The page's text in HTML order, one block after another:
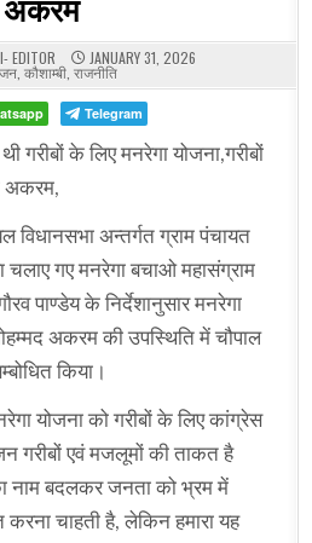
अकरम
EDITOR JANUARY 31, 2026
कौशाम्बी राजनीति
Telegram
गरीबों के लिए मनरेगा योजना,गरीबों
अकरम,
विधानसभा अन्तर्गत ग्राम पंचायत
चलाए गए मनरेगा बचाओ महासंग्राम
पाण्डेय के निर्देशानुसार मनरेगा
अकरम की उपस्थिति में चौपाल
किया।
योजना को गरीबों के लिए कांग्रेस
गरीबों एवं मजलूमों की ताकत है
नाम बदलकर जनता को भ्रम में
चाहती है, लेकिन हमारा यह